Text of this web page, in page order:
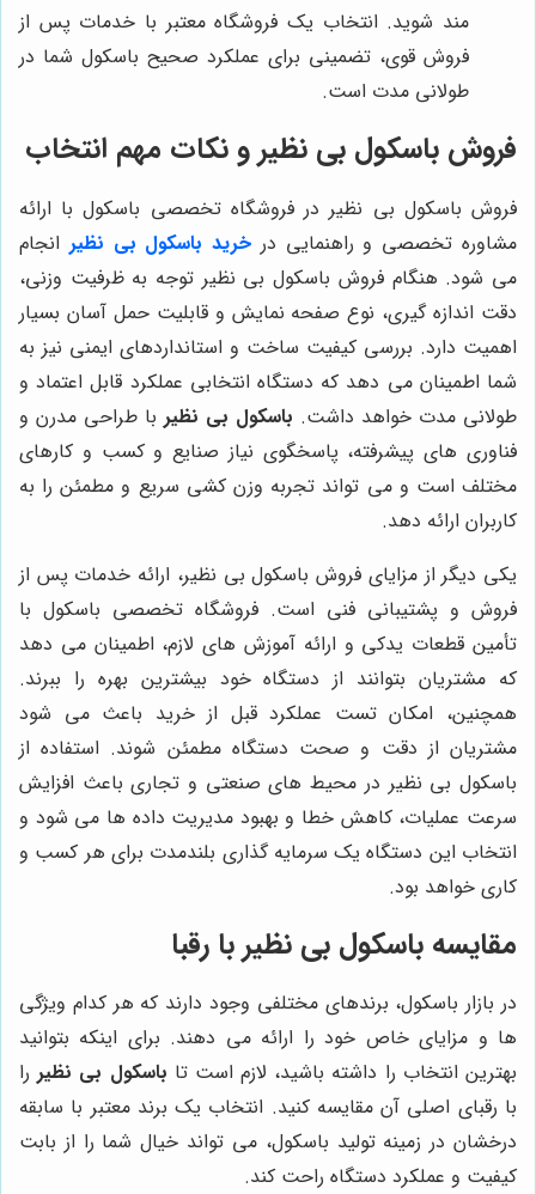
مند شوید. انتخاب یک فروشگاه معتبر با خدمات پس از
فروش قوی، تضمینی برای عملکرد صحیح باسکول شما در
طولانی مدت است.
فروش باسکول بی نظیر و نکات مهم انتخاب
فروش باسکول بی نظیر در فروشگاه تخصصی باسکول با ارائه
مشاوره تخصصی و راهنمایی در خرید باسکول بی نظیر انجام
می شود. هنگام فروش باسکول بی نظیر توجه به ظرفیت وزنی،
دقت اندازه گیری، نوع صفحه نمایش و قابلیت حمل آسان بسیار
اهمیت دارد. بررسی کیفیت ساخت و استانداردهای ایمنی نیز به
شما اطمینان می دهد که دستگاه انتخابی عملکرد قابل اعتماد و
طولانی مدت خواهد داشت. باسکول بی نظیر با طراحی مدرن و
فناوری های پیشرفته، پاسخگوی نیاز صنایع و کسب و کارهای
مختلف است و می تواند تجربه وزن کشی سریع و مطمئن را به
کاربران ارائه دهد.
یکی دیگر از مزایای فروش باسکول بی نظیر، ارائه خدمات پس از
فروش و پشتیبانی فنی است. فروشگاه تخصصی باسکول با
تأمین قطعات یدکی و ارائه آموزش های لازم، اطمینان می دهد
که مشتریان بتوانند از دستگاه خود بیشترین بهره را ببرند.
همچنین، امکان تست عملکرد قبل از خرید باعث می شود
مشتریان از دقت و صحت دستگاه مطمئن شوند. استفاده از
باسکول بی نظیر در محیط های صنعتی و تجاری باعث افزایش
سرعت عملیات، کاهش خطا و بهبود مدیریت داده ها می شود و
انتخاب این دستگاه یک سرمایه گذاری بلندمدت برای هر کسب و
کاری خواهد بود.
مقایسه باسکول بی نظیر با رقبا
در بازار باسکول، برندهای مختلفی وجود دارند که هر کدام ویژگی
ها و مزایای خاص خود را ارائه می دهند. برای اینکه بتوانید
بهترین انتخاب را داشته باشید، لازم است تا باسکول بی نظیررا
با رقبای اصلی آن مقایسه کنید. انتخاب یک برند معتبر با سابقه
درخشان در زمینه تولید باسکول، می تواند خیال شما را از بابت
کیفیت و عملکرد دستگاه راحت کند.